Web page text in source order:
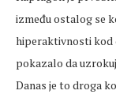
između ostalog se
hiperaktivnosti kod
pokazalo da
Danas je to droga